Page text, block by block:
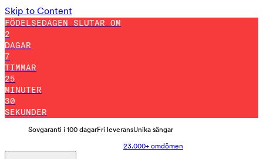
Skip to Content
FÖDELSEDAGEN SLUTAR OM
2
DAGAR
7
TIMMAR
25
MINUTER
19
SEKUNDER
Sovgaranti i 100 dagarFri leveransUnika sängar
23.000+ omdömen